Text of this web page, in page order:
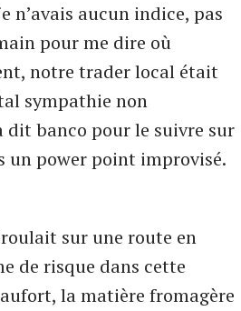
n’avais aucun indice, pas
pour me dire où
notre trader local était
sympathie non
dit banco pour le suivre sur
un power point improvisé.
sur une route en
de risque dans cette
la matière fromagère